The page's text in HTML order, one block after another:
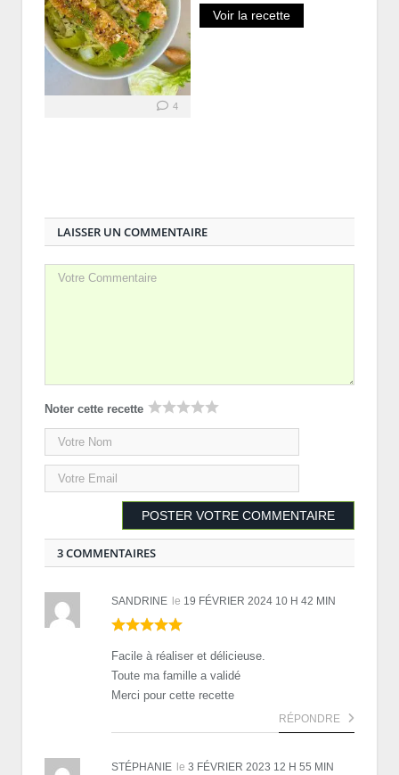
4
Voir la recette
LAISSER UN COMMENTAIRE
Noter cette recette
3 COMMENTAIRES
SANDRINE le 19 FÉVRIER 2024 10 H 42 MIN
Facile à réaliser et délicieuse.
Toute ma famille a validé
Merci pour cette recette
RÉPONDRE
STÉPHANIE le 3 FÉVRIER 2023 12 H 55 MIN